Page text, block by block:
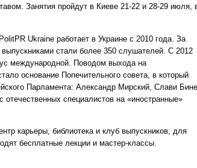
Занятия пройдут в Киеве 21-22 и 28-29 июля,
Ukraine работает в Украине с 2010 года. За
стали более 350 слушателей. С 2012
международной. Поводом выхода на
основание Попечительного совета, в который
Парламента: Александр Мирский, Слави
отечественных специалистов на «иностранные»
карьеры, библиотека и клуб выпускников, для
бесплатные лекции и мастер-классы.